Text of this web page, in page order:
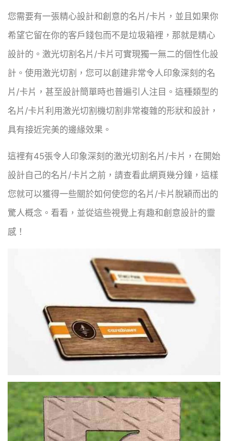
您需要有一張精心設計和創意的名片/卡片，並且如果你
希望它留在你的客戶錢包而不是垃圾箱裡，那就是精心
設計的。激光切割名片/卡片可實現獨一無二的個性化設
計。使用激光切割，您可以創建非常令人印象深刻的名
片/卡片，甚至設計簡單時也普遍引人注目。這種類型的
名片/卡片利用激光切割機切割非常複雜的形狀和設計，
具有接近完美的邊緣效果。
這裡有45張令人印象深刻的激光切割名片/卡片，在開始
設計自己的名片/卡片之前，請查看此網頁幾分鐘，這樣
您就可以獲得一些關於如何使您的名片/卡片脫穎而出的
驚人概念。看看，並從這些視覺上有趣和創意設計的靈
感！